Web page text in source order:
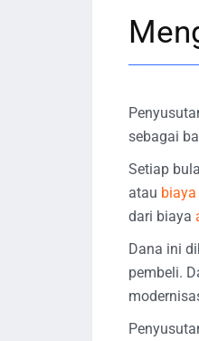
sebagai
Setiap
atau
dari biaya
Dana ini
pembeli.